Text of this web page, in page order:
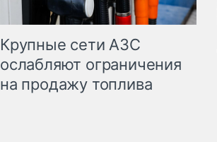
Крупные сети АЗС
ослабляют ограничения
на продажу топлива